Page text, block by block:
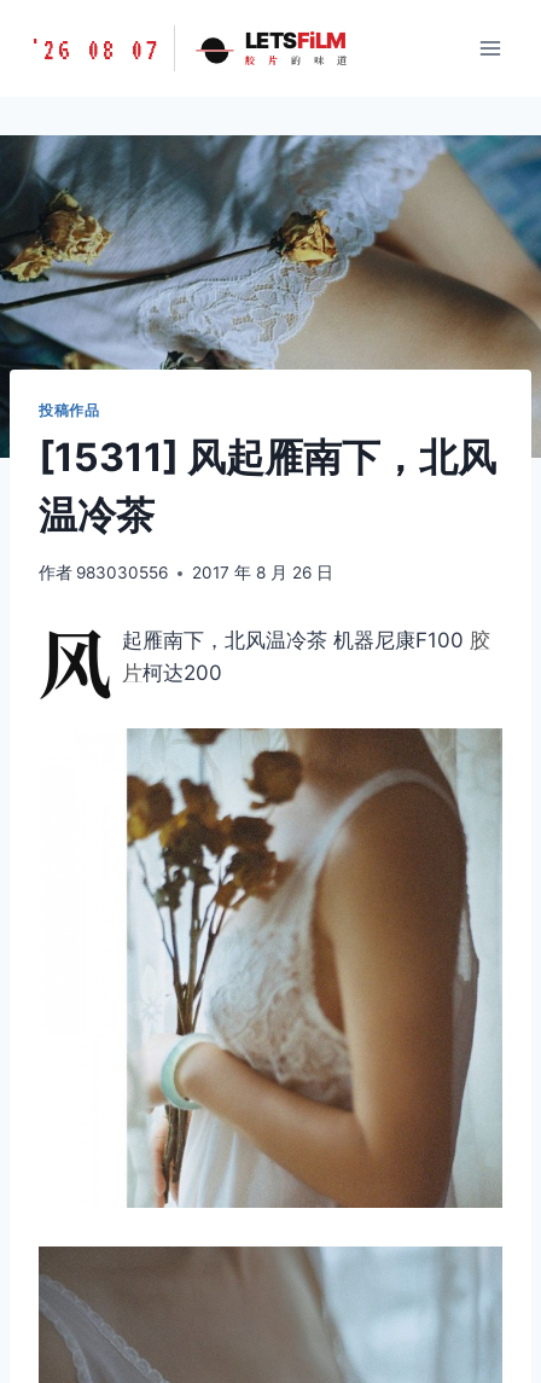
胶
味
道
LETSFILM
'26 08 07 LETSFiLM
胶 片 的 味 道
投稿作品
[15311] 风起雁南下，北风
温冷茶
作者 983030556 2017 年 8 月 26 日
风 起雁南下，北风温冷茶 机器尼康F100 胶
片柯达200